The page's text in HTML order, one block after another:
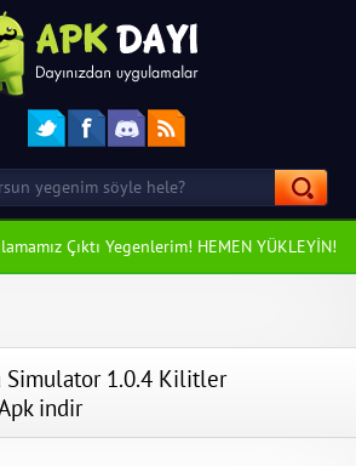
Çıktı Yegenlerim! HEMEN YÜKLEYİN!
Simulator 1.0.4 Kilitler
indir